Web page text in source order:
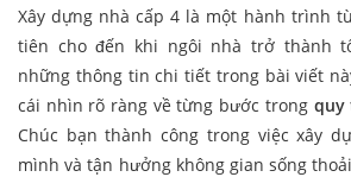
Xây dựng nhà cấp 4 là một hành trình
tiên cho đến khi ngôi nhà trở thành
những thông tin chi tiết trong bài viết
cái nhìn rõ ràng về từng bước trong quy
Chúc bạn thành công trong việc xây
mình và tận hưởng không gian sống